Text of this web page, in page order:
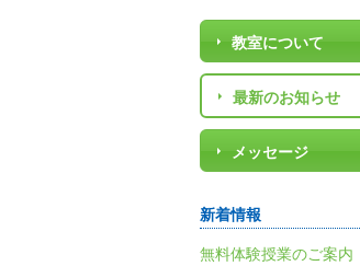
教室について
最新のお知らせ
メッセージ
新着情報
無料体験授業のご案内